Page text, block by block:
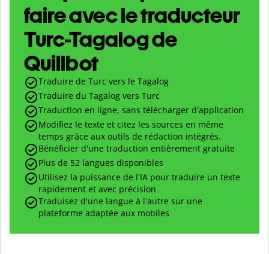
faire avec le traducteur
Turc-Tagalog de
Quillbot
Traduire de Turc vers le Tagalog
Traduire du Tagalog vers Turc
Traduction en ligne, sans télécharger d'application
Modifiez le texte et citez les sources en même
temps grâce aux outils de rédaction intégrés.
Bénéficier d'une traduction entièrement gratuite
Plus de 52 langues disponibles
Utilisez la puissance de l'IA pour traduire un texte
rapidement et avec précision
Traduisez d'une langue à l'autre sur une
plateforme adaptée aux mobiles